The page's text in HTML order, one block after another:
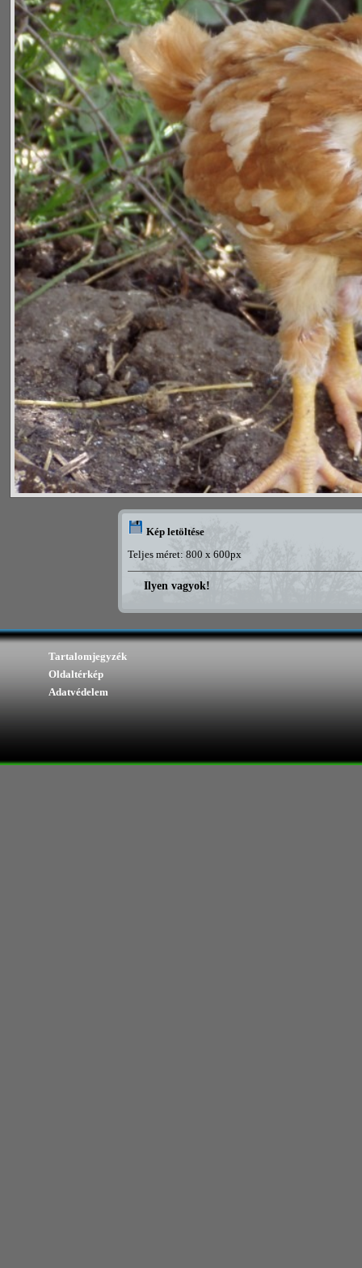
Kép letöltése
Teljes méret: 800 x 600px
Ilyen vagyok!
Tartalomjegyzék
Oldaltérkép
Adatvédelem